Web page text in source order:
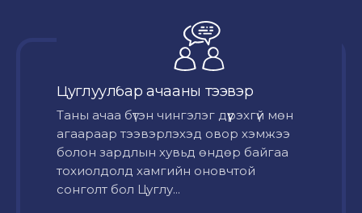
Цуглуулбар ачааны тээвэр
Таны ачаа бүтэн чингэлэг дүүрэхгүй мөн
агаараар тээвэрлэхэд овор хэмжээ
болон зардлын хувьд өндөр байгаа
тохиолдолд хамгийн оновчтой
сонголт бол Цуглу...